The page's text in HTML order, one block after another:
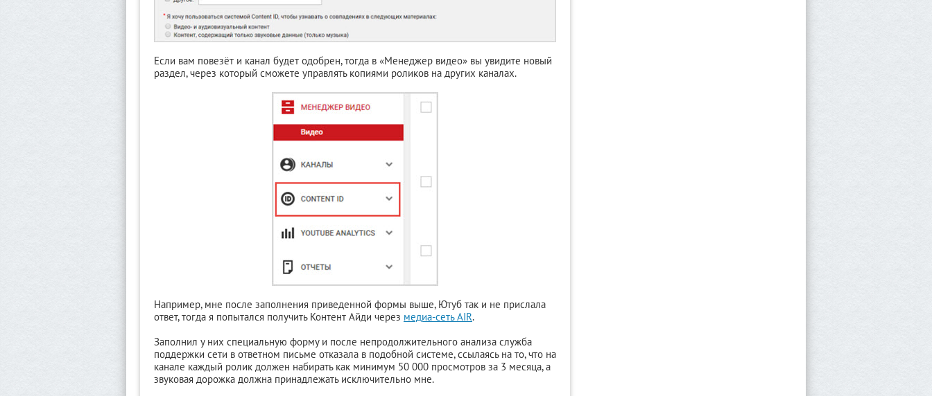
Если вам повезёт и канал будет одобрен, тогда в «Менеджер видео» вы увидите новый
раздел, через который сможете управлять копиями роликов на других каналах.
Например, мне после заполнения приведенной формы выше, Ютуб так и не прислала
ответ, тогда я попытался получить Контент Айди через медиа-сеть AIR.
Заполнил у них специальную форму и после непродолжительного анализа служба
поддержки сети в ответном письме отказала в подобной системе, ссылаясь на то, что на
канале каждый ролик должен набирать как минимум 50 000 просмотров за 3 месяца, а
звуковая дорожка должна принадлежать исключительно мне.